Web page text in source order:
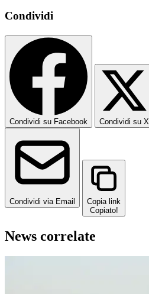
Condividi
Condividi su Facebook Condividi su X
Condividi via Email
Copia link
Copiato!
News correlate